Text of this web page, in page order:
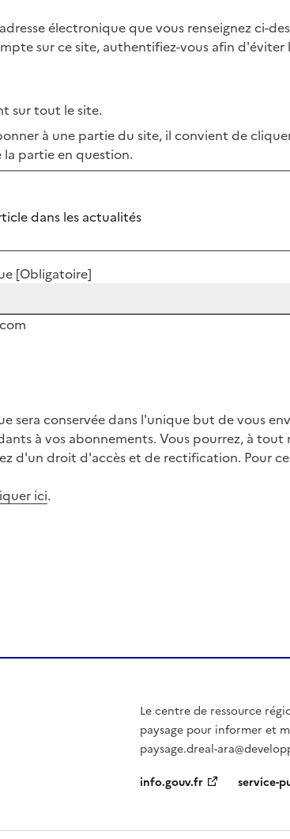
électronique que vous renseignez ci-
sur ce site, authentifiez-vous afin
sur tout le site.
à une partie du site, il convient de
la partie en question.
dans les actualités
[Obligatoire]
sera conservée dans l'unique but de vous
à vos abonnements. Vous pourrez, à tout
d'un droit d'accès et de rectification. Pour
ici.
Le centre de ressource
paysage pour informer et
paysage.dreal-
info.gouv.fr
service-